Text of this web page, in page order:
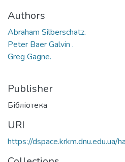
Authors
Abraham Silberschatz.
Peter Baer Galvin .
Greg Gagne.
Publisher
Бібліотека
URI
https://